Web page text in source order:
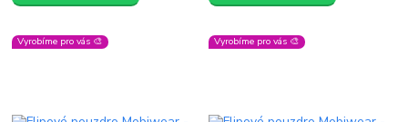
Vyrobíme pro vás 🎨 Vyrobíme pro vás 🎨